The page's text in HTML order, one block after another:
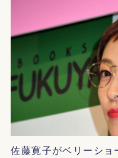
佐藤寛子がベリーシ